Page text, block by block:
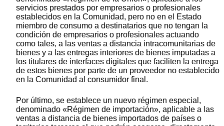
servicios prestados por empresarios o profesionales
establecidos en la Comunidad, pero no en el Estado
miembro de consumo a destinatarios que no tengan la
condición de empresarios o profesionales actuando
como tales, a las ventas a distancia intracomunitarias de
bienes y a las entregas interiores de bienes imputadas a
los titulares de interfaces digitales que faciliten la entrega
de estos bienes por parte de un proveedor no establecido
en la Comunidad al consumidor final.
Por último, se establece un nuevo régimen especial,
denominado «Régimen de importación», aplicable a las
ventas a distancia de bienes importados de países o